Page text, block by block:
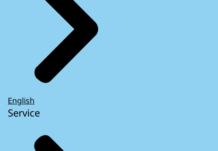
English
Service